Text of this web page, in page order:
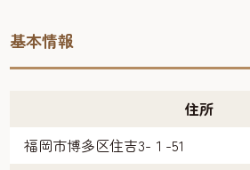
基本情報
住所
福岡市博多区住吉3-１-51